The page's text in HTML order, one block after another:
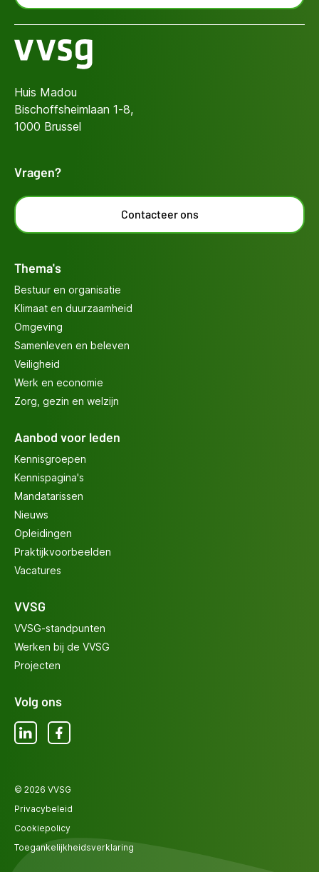
Huis Madou
Bischoffsheimlaan 1-8,
1000 Brussel
Vragen?
Contacteer ons
Thema's
Bestuur en organisatie
Klimaat en duurzaamheid
Omgeving
Samenleven en beleven
Veiligheid
Werk en economie
Zorg, gezin en welzijn
Aanbod voor leden
Kennisgroepen
Kennispagina's
Mandatarissen
Nieuws
Opleidingen
Praktijkvoorbeelden
Vacatures
VVSG
VVSG-standpunten
Werken bij de VVSG
Projecten
Volg ons
LinkedInFacebook
© 2026 VVSG
Privacybeleid
Cookiepolicy
Toegankelijkheidsverklaring